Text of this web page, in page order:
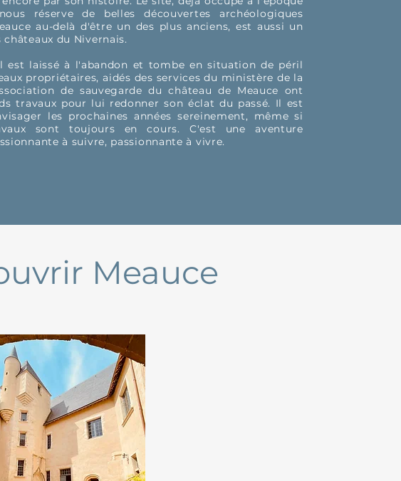
réserve de belles découvertes archéologiques
au-delà d'être un des plus anciens, est aussi un
du Nivernais.
est laissé à l'abandon et tombe en situation de péril
propriétaires, aidés des services du ministère de la
de sauvegarde du château de Meauce ont
travaux pour lui redonner son éclat du passé. Il est
les prochaines années sereinement, même si
sont toujours en cours. C'est une aventure
à suivre, passionnante à vivre.
Meauce